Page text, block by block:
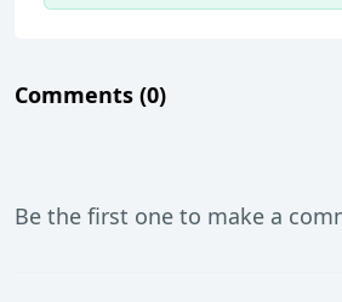
Comments (0)
Be the first one to make a